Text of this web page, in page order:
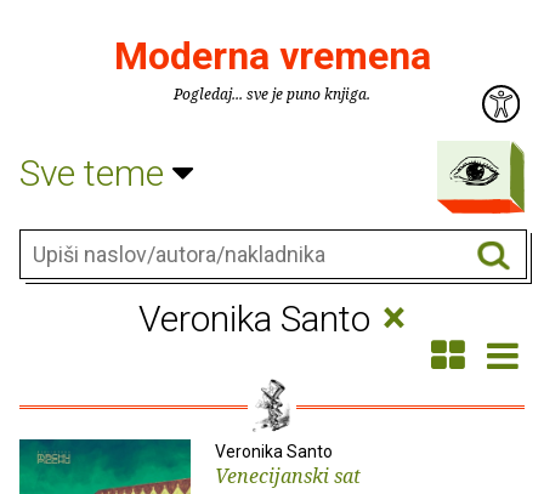
Moderna vremena
Pogledaj... sve je puno knjiga.
Sve teme
Veronika Santo ×
Veronika Santo
Venecijanski sat